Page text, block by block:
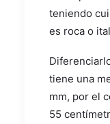
teniendo
es roca o
tiene una
mm, por el
55